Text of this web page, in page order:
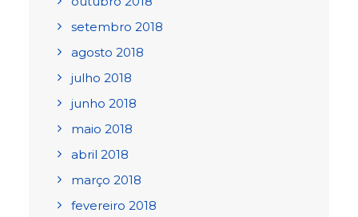
setembro 2018
agosto 2018
julho 2018
junho 2018
maio 2018
abril 2018
março 2018
fevereiro 2018